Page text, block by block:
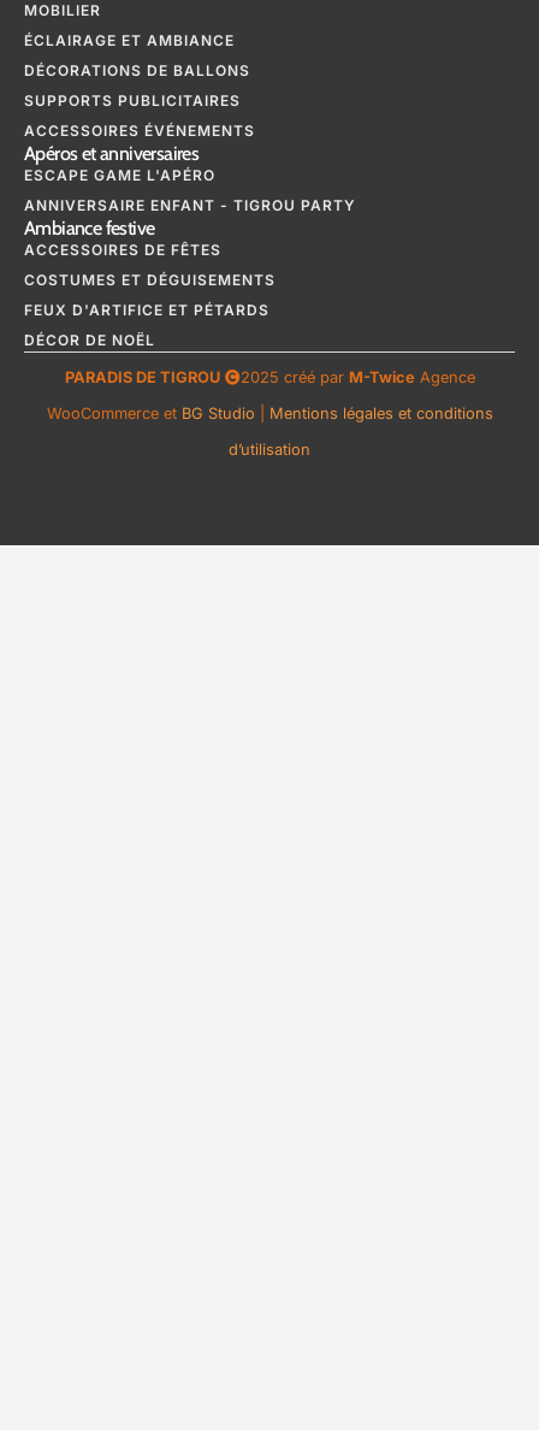
MOBILIER
ÉCLAIRAGE ET AMBIANCE
DÉCORATIONS DE BALLONS
SUPPORTS PUBLICITAIRES
ACCESSOIRES ÉVÉNEMENTS
Apéros et anniversaires
ESCAPE GAME L'APÉRO
ANNIVERSAIRE ENFANT - TIGROU PARTY
Ambiance festive
ACCESSOIRES DE FÊTES
COSTUMES ET DÉGUISEMENTS
FEUX D'ARTIFICE ET PÉTARDS
DÉCOR DE NOËL
PARADIS DE TIGROU 2025 créé par M-Twice Agence
WooCommerce et BG Studio
Mentions légales et conditions
d’utilisation